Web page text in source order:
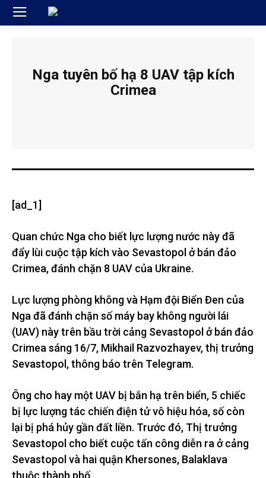
Nga tuyên bố hạ 8 UAV tập kích
Crimea
[ad_1]
Quan chức Nga cho biết lực lượng nước này đã
đẩy lùi cuộc tập kích vào Sevastopol ở bán đảo
Crimea, đánh chặn 8 UAV của Ukraine.
Lực lượng phòng không và Hạm đội Biển Đen của
Nga đã đánh chặn số máy bay không người lái
(UAV) này trên bầu trời cảng Sevastopol ở bán đảo
Crimea sáng 16/7, Mikhail Razvozhayev, thị trưởng
Sevastopol, thông báo trên Telegram.
Ông cho hay một UAV bị bắn hạ trên biển, 5 chiếc
bị lực lượng tác chiến điện tử vô hiệu hóa, số còn
lại bị phá hủy gần đất liền. Trước đó, Thị trưởng
Sevastopol cho biết cuộc tấn công diễn ra ở cảng
Sevastopol và hai quận Khersones, Balaklava